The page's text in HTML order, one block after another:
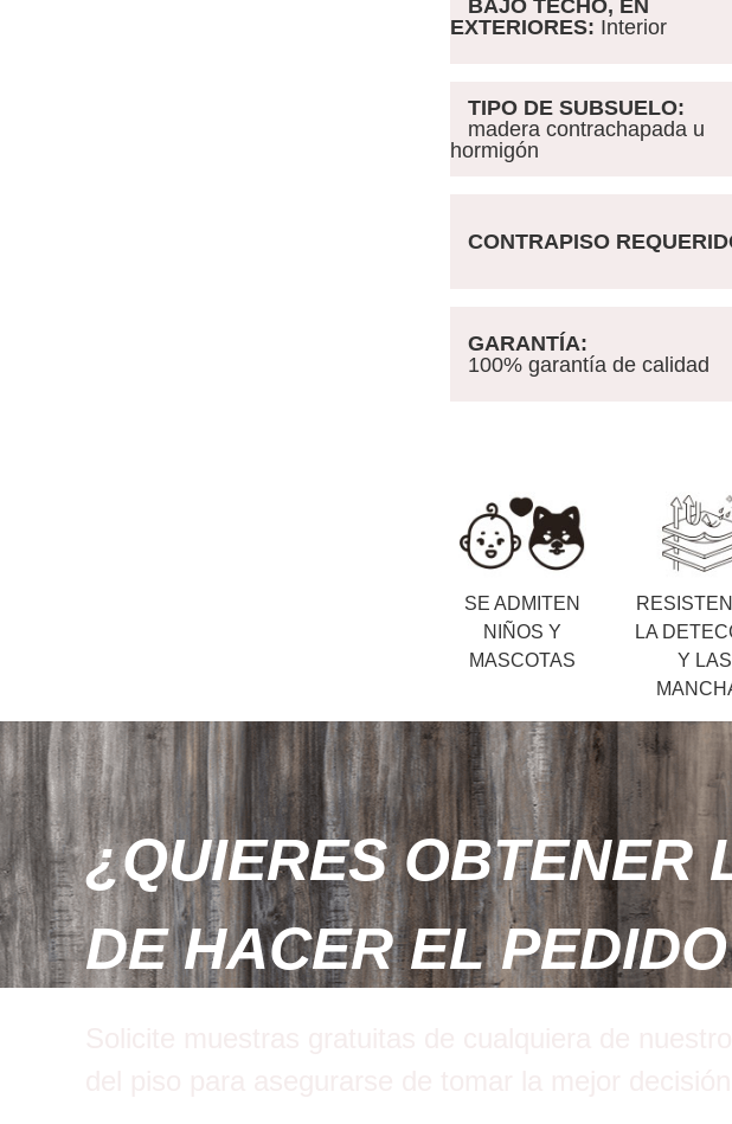
BAJO TECHO, EN
EXTERIORES: Interior
TIPO DE SUBSUELO:
madera contrachapada u
hormigón
CONTRAPISO
GARANTÍA:
100% garantía de calidad
SE ADMITEN
NIÑOS Y
MASCOTAS
LA
Y LAS
¿QUIERES OBTENER
DE HACER EL